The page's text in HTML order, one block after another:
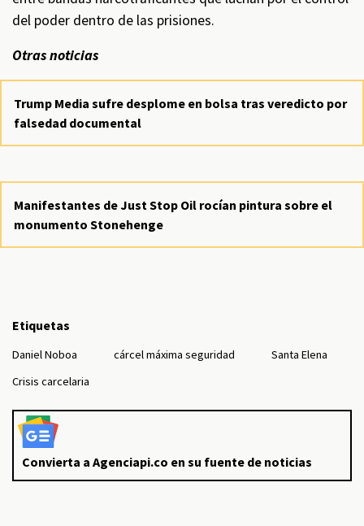
del poder dentro de las prisiones.
Otras noticias
Trump Media sufre desplome en bolsa tras veredicto por
falsedad documental
Manifestantes de Just Stop Oil rocían pintura sobre el
monumento Stonehenge
Etiquetas
Daniel Noboa cárcel máxima seguridad
Santa Elena
Crisis carcelaria
Convierta a Agenciapi.co en su fuente de noticias